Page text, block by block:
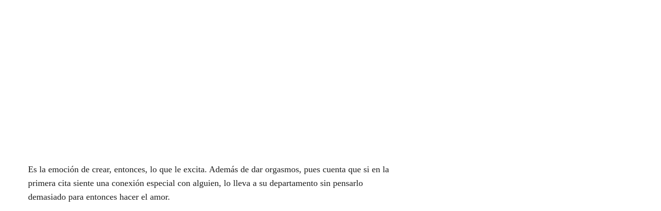
Es la emoción de crear, entonces, lo que le excita. Además de dar orgasmos, pues cuenta que si en la
primera cita siente una conexión especial con alguien, lo lleva a su departamento sin pensarlo
demasiado para entonces hacer el amor.